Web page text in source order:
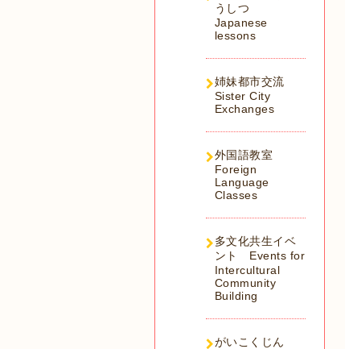
うしつ
Japanese
lessons
姉妹都市交流
Sister City
Exchanges
外国語教室
Foreign
Language
Classes
多文化共生イベ
ント Events for
Intercultural
Community
Building
がいこくじん